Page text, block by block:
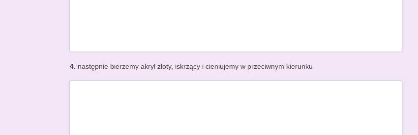
4. następnie bierzemy akryl złoty, iskrzący i cieniujemy w przeciwnym kierunku